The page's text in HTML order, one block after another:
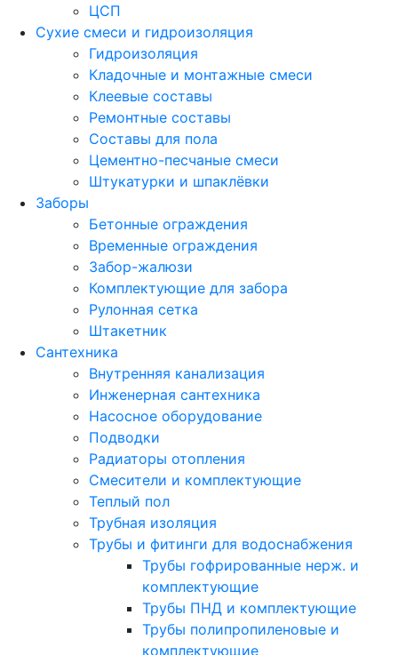
ЦСП
Сухие смеси и гидроизоляция
Гидроизоляция
Кладочные и монтажные смеси
Клеевые составы
Ремонтные составы
Составы для пола
Цементно-песчаные смеси
Штукатурки и шпаклёвки
Заборы
Бетонные ограждения
Временные ограждения
Забор-жалюзи
Комплектующие для забора
Рулонная сетка
Штакетник
Сантехника
Внутренняя канализация
Инженерная сантехника
Насосное оборудование
Подводки
Радиаторы отопления
Смесители и комплектующие
Теплый пол
Трубная изоляция
Трубы и фитинги для водоснабжения
Трубы гофрированные нерж. и
комплектующие
Трубы ПНД и комплектующие
Трубы полипропиленовые и
комплектующие